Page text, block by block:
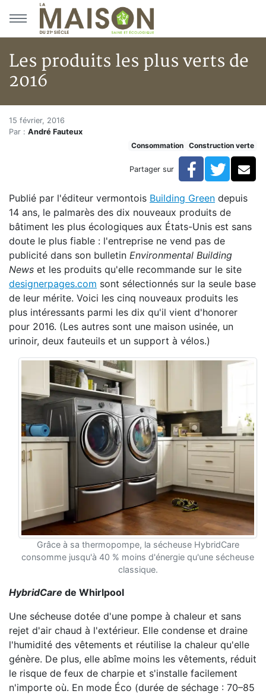
Aller au menu principal
Aller au contenu principal
Les produits les plus verts de
2016
Accueil
Articles
Les produits les plus verts de 2016
Les produits les plus verts de
15 février, 2016
Par : André Fauteux
Consommation
Construction verte
Partager sur Facebook
Publié par l'éditeur vermontois Building Green depuis
14 ans, le palmarès des dix nouveaux produits de
bâtiment les plus écologiques aux États-Unis est sans
doute le plus fiable : l'entreprise ne vend pas de
publicité dans son bulletin Environmental Building
News et les produits qu'elle recommande sur le site
designerpages.com sont sélectionnés sur la seule base
de leur mérite. Voici les cinq nouveaux produits les
plus intéressants parmi les dix qu'il vient d'honorer
pour 2016. (Les autres sont une maison usinée, un
urinoir, deux fauteuils et un support à vélos.)
Grâce à sa thermopompe, la sécheuse HybridCare
consomme jusqu'à 40 % moins d'énergie qu'une sécheuse
classique.
HybridCare de Whirlpool
Une sécheuse dotée d'une pompe à chaleur et sans
rejet d'air chaud à l'extérieur. Elle condense et draine
l'humidité des vêtements et réutilise la chaleur qu'elle
génère. De plus, elle abîme moins les vêtements, réduit
le risque de feux de charpie et s'installe facilement
n'importe où. En mode Éco (durée de séchage : 70–85